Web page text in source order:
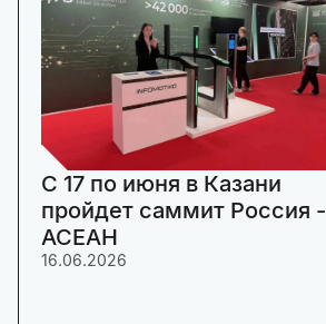
C 17 по июня в Казани
пройдет саммит Россия -
АСЕАН
16.06.2026